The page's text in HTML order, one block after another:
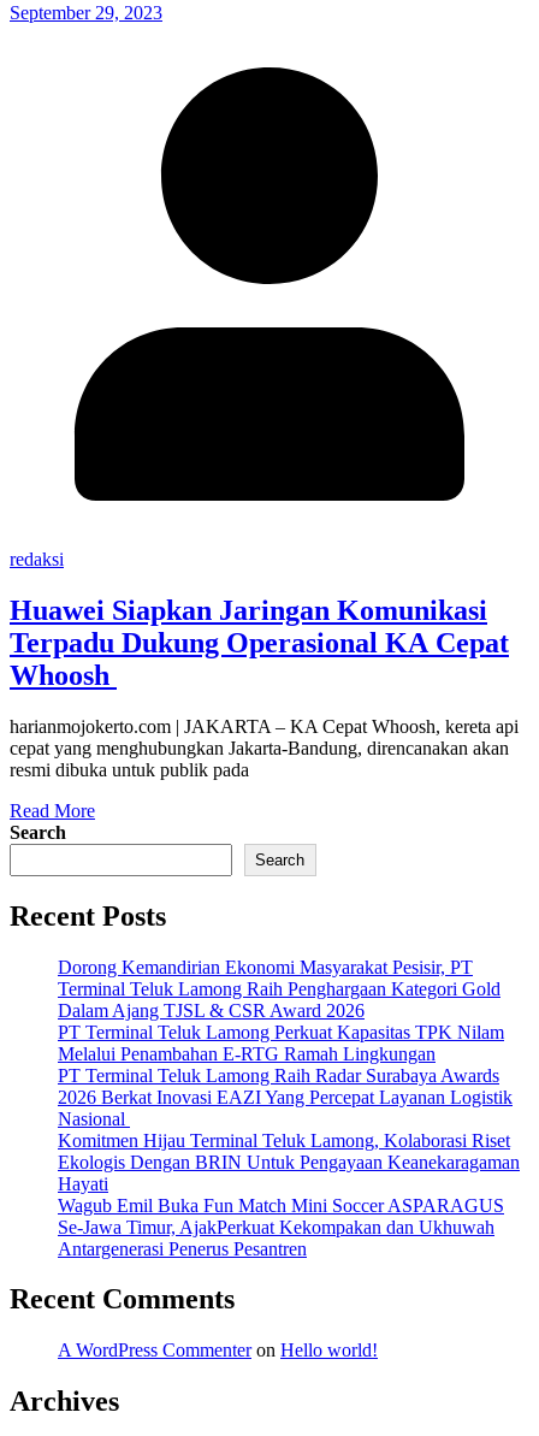
September 29, 2023
redaksi
Huawei Siapkan Jaringan Komunikasi
Terpadu Dukung Operasional KA Cepat
Whoosh
harianmojokerto.com | JAKARTA – KA Cepat Whoosh, kereta api
cepat yang menghubungkan Jakarta-Bandung, direncanakan akan
resmi dibuka untuk publik pada
Read More
Search
Search
Recent Posts
Dorong Kemandirian Ekonomi Masyarakat Pesisir, PT
Terminal Teluk Lamong Raih Penghargaan Kategori Gold
Dalam Ajang TJSL & CSR Award 2026
PT Terminal Teluk Lamong Perkuat Kapasitas TPK Nilam
Melalui Penambahan E-RTG Ramah Lingkungan
PT Terminal Teluk Lamong Raih Radar Surabaya Awards
2026 Berkat Inovasi EAZI Yang Percepat Layanan Logistik
Nasional
Komitmen Hijau Terminal Teluk Lamong, Kolaborasi Riset
Ekologis Dengan BRIN Untuk Pengayaan Keanekaragaman
Hayati
Wagub Emil Buka Fun Match Mini Soccer ASPARAGUS
Se-Jawa Timur, AjakPerkuat Kekompakan dan Ukhuwah
Antargenerasi Penerus Pesantren
Recent Comments
A WordPress Commenteron Hello world!
Archives